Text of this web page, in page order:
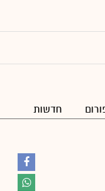
חדשות